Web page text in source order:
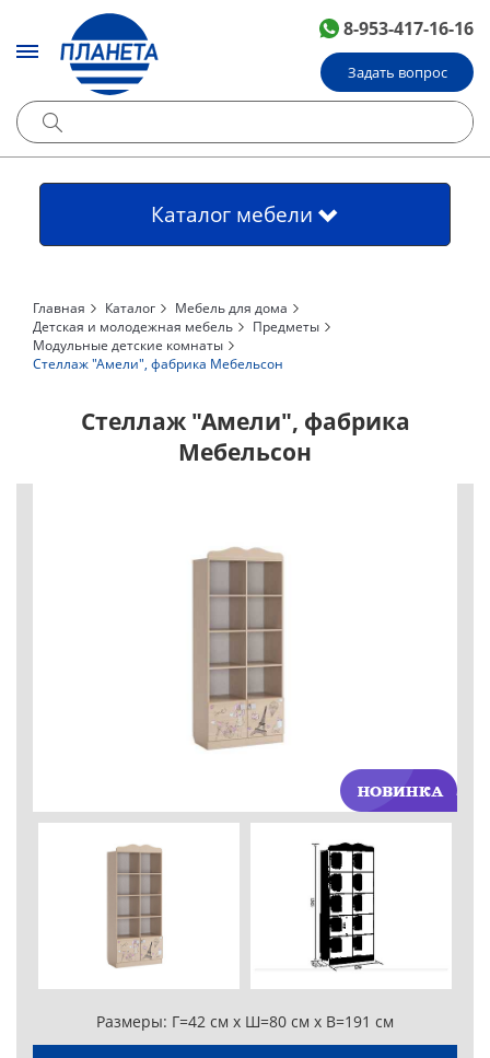
8-953-417-16-16
Задать вопрос
Каталог мебели
Главная Каталог
Мебель для дома
Детская и молодежная мебель
Предметы
Модульные детские комнаты
Стеллаж "Амели", фабрика Мебельсон
Стеллаж "Амели", фабрика
Мебельсон
Размеры: Г=42 см x Ш=80 см x В=191 см